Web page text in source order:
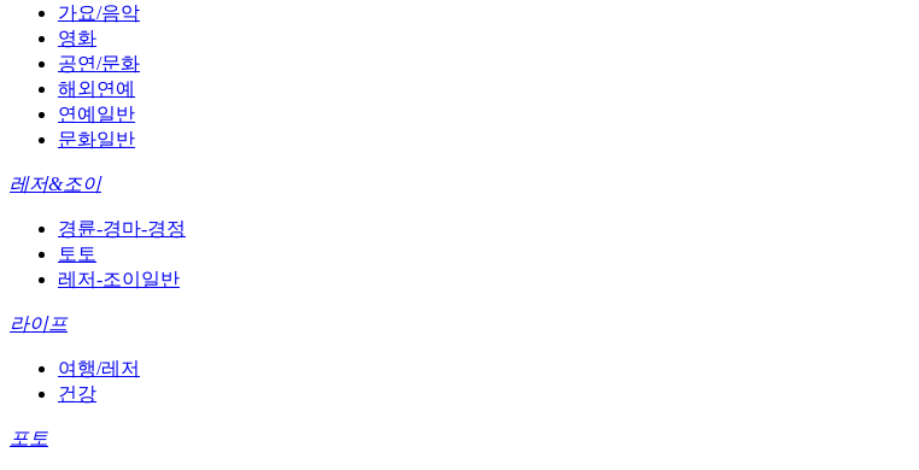
가요/음악
영화
공연/문화
해외연예
연예일반
문화일반
레저&조이
경륜-경마-경정
토토
레저-조이일반
라이프
여행/레저
건강
포토